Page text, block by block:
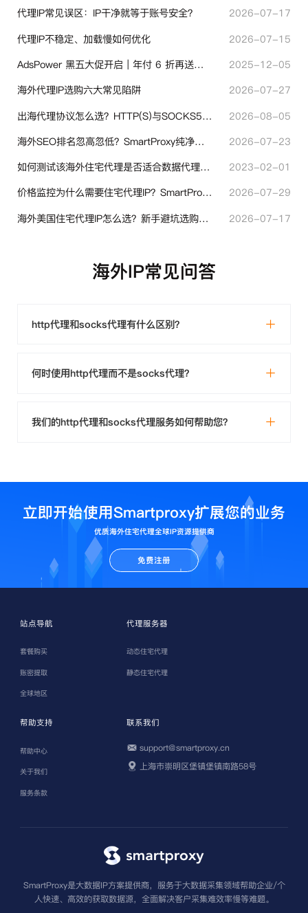
代理IP常见误区：IP干净就等于账号安全？
2026-07-17
代理IP不稳定、加载慢如何优化
2026-07-15
AdsPower 黑五大促开启｜年付 6 折再送半年＋豪礼抽奖
2025-12-05
海外代理IP选购六大常见陷阱
2026-07-27
出海代理协议怎么选？HTTP(S)与SOCKS5核心差异与选型技巧
2026-08-05
海外SEO排名忽高忽低？SmartProxy纯净住宅IP助力站点权重稳定
2026-07-23
如何测试该海外住宅代理是否适合数据代理使用？
2023-02-01
价格监控为什么需要住宅代理IP？SmartProxy助力跨境商家实现全球竞品数据采集
2026-07-29
海外美国住宅代理IP怎么选？新手避坑选购指南
2026-07-17
海外IP常见问答
http代理和socks代理有什么区别？
何时使用http代理而不是socks代理？
我们的http代理和socks代理服务如何帮助您？
立即开始使用Smartproxy扩展您的业务
优质海外住宅代理全球IP资源提供商
免费注册
站点导航
套餐购买
账密提取
全球地区
代理服务器
动态住宅代理
静态住宅代理
帮助支持
帮助中心
关于我们
服务条款
联系我们
support@smartproxy.cn
上海市崇明区堡镇堡镇南路58号
SmartProxy是大数据IP方案提供商，服务于大数据采集领域帮助企业/个
人快速、高效的获取数据源，全面解决客户采集难效率慢等难题。